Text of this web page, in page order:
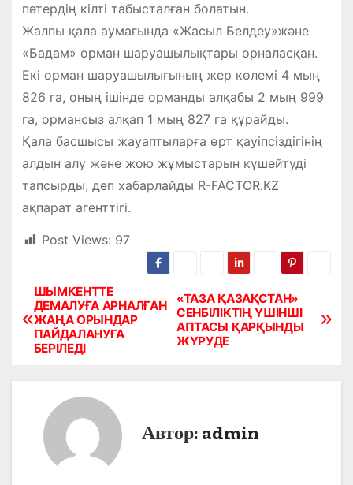
пәтердің кілті табысталған болатын.
Жалпы қала аумағында «Жасыл Белдеу»және
«Бадам» орман шаруашылықтары орналасқан.
Екі орман шаруашылығының жер көлемі 4 мың
826 га, оның ішінде орманды алқабы 2 мың 999
га, ормансыз алқап 1 мың 827 га құрайды.
Қала басшысы жауаптыларға өрт қауіпсіздігінің
алдын алу және жою жұмыстарын күшейтуді
тапсырды, деп хабарлайды R-FACTOR.KZ
ақпарат агенттігі.
Post Views: 97
Н
а
«ТАЗА ҚАЗАҚСТАН»
СЕНБІЛІКТІҢ ҮШІНШІ
АПТАСЫ ҚАРҚЫНДЫ
ЖҮРУДЕ
ШЫМКЕНТТЕ
ДЕМАЛУҒА АРНАЛҒАН
ЖАҢА ОРЫНДАР
ПАЙДАЛАНУҒА
БЕРІЛЕДІ
Автор: admin